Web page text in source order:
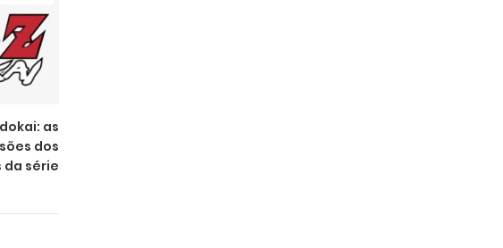
as
dos
da série